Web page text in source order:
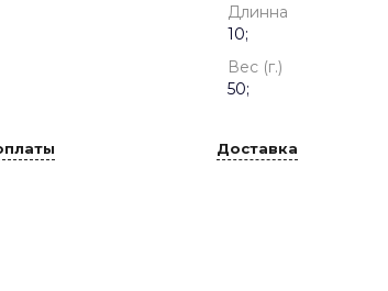
Длинна
10;
Вес (г.)
50;
Доставка